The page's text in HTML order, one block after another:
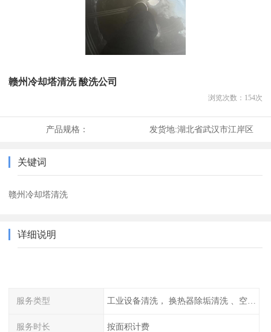
赣州冷却塔清洗 酸洗公司
浏览次数： 154次
产品规格： 发货地:湖北省武汉市江岸区
关键词
赣州冷却塔清洗
详细说明
服务类型 工业设备清洗， 换热器除垢清洗 、空调清洗等
服务时长 按面积计费